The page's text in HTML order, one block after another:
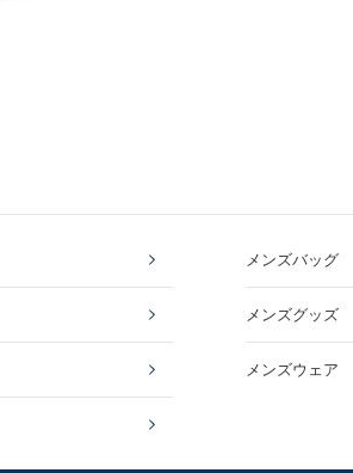
メンズバッグ
メンズグッズ
メンズウェア